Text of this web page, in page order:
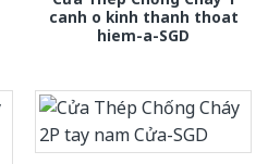
canh o kinh thanh thoat
hiem-a-SGD